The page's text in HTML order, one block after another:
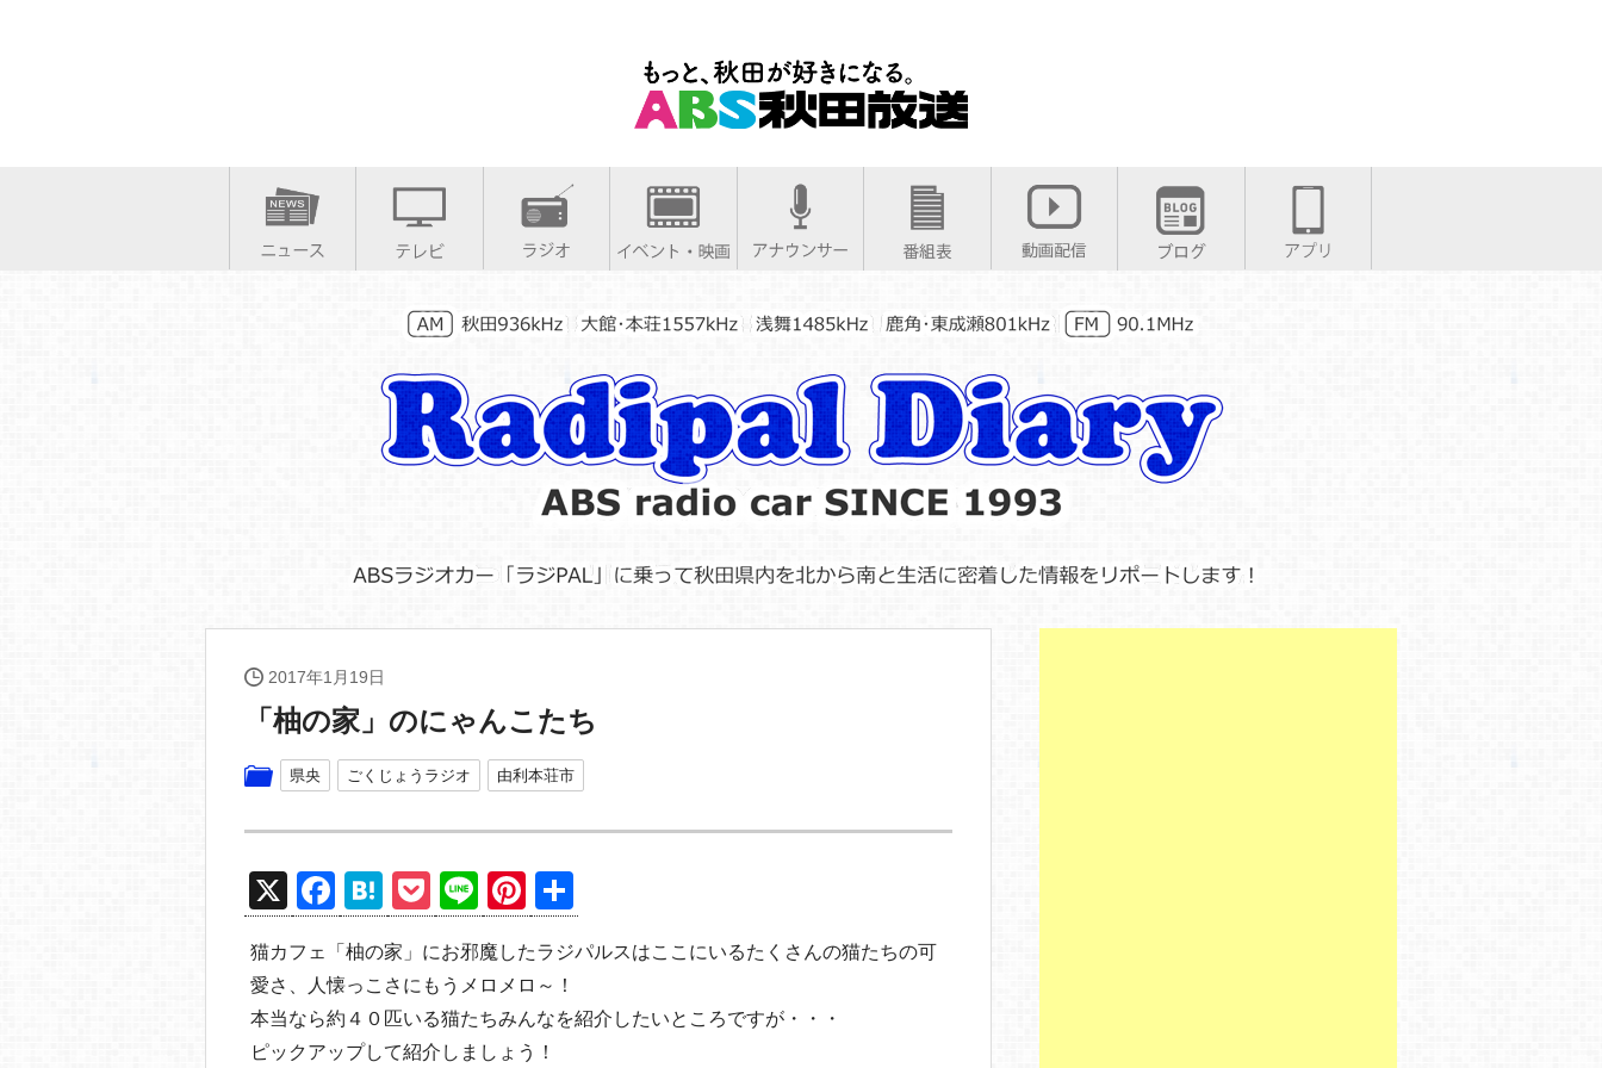
2017年1月19日
「柚の家」のにゃんこたち
県央 ごくじょうラジオ 由利本荘市
X
F
a
c
e
b
H
at
e
n
a
P
o
ck
et
Li
n
e
Pi
nt
er
e
st
有
猫カフェ「柚の家」にお邪魔したラジパルスはここにいるたくさんの猫たちの可
愛さ、人懐っこさにもうメロメロ～！
本当なら約４０匹いる猫たちみんなを紹介したいところですが・・・
ピックアップして紹介しましょう！